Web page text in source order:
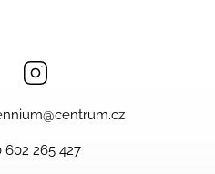
Facebook
@centrum.cz
602 265 427